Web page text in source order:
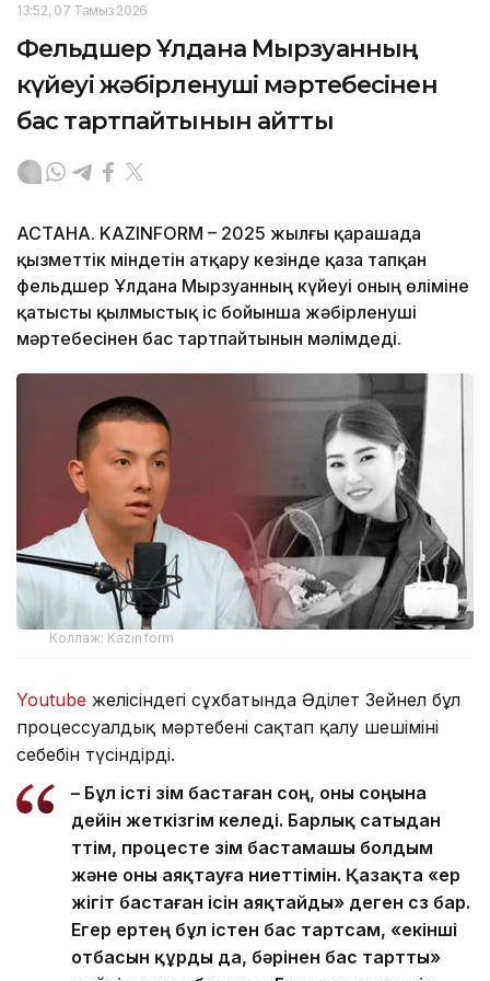
13:52, 07 Тамыз 2026
Фельдшер Ұлдана Мырзуанның
күйеуі жәбірленуші мәртебесінен
бас тартпайтынын айтты
АСТАНА. KAZINFORM – 2025 жылғы қарашада
қызметтік міндетін атқару кезінде қаза тапқан
фельдшер Ұлдана Мырзуанның күйеуі оның өліміне
қатысты қылмыстық іс бойынша жәбірленуші
мәртебесінен бас тартпайтынын мәлімдеді.
Коллаж: Kazinform
Youtube желісіндегі сұхбатында Әділет Зейнел бұл
процессуалдық мәртебені сақтап қалу шешімінің
себебін түсіндірді.
– Бұл істі өзім бастаған соң, оны соңына
дейін жеткізгім келеді. Барлық сатыдан
өттім, процесте өзім бастамашы болдым
және оны аяқтауға ниеттімін. Қазақта «ер
жігіт бастаған ісін аяқтайды» деген сөз бар.
Егер ертең бұл істен бас тартсам, «екінші
отбасын құрды да, бәрінен бас тартты»